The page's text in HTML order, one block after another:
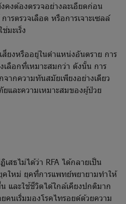
งต้องตรวจอย่างละเอียดก่อน
รตรวจเลือด หรือการเจาะเซลล์
มะเร็ง
สี่ยงหรืออยู่ในตำแหน่งอันตราย การ
เลือกที่เหมาะสมกว่า ดังนั้น การ
ากความทันสมัยเพียงอย่างเดียว
และความเหมาะสมของผู้ป่วย
สธไม่ได้ว่า RFA ได้กลายเป็น
ใหม่ ยุคที่การแพทย์พยายามทำให้
และใช้ชีวิตได้ใกล้เคียงปกติมาก
นเริ่มมองโรคไทรอยด์ด้วยความ